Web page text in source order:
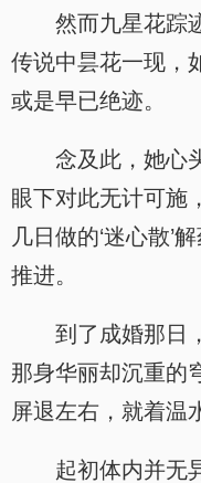
然而九星花踪
传说中昙花一现，
或是早已绝迹。
念及此，她心
眼下对此无计可施
几日做的‘迷心散’
推进。
到了成婚那日
那身华丽却沉重的
屏退左右，就着温
起初体内并无